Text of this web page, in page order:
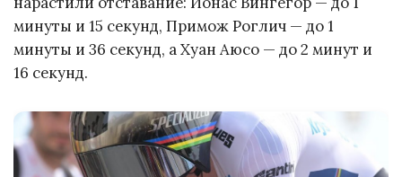
минуты и 15 секунд, Примож Роглич — до 1
минуты и 36 секунд, а Хуан Аюсо — до 2 минут и
16 секунд.